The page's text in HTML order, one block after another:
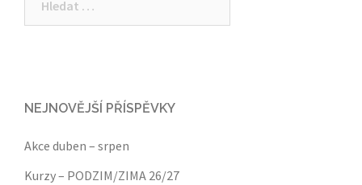
NEJNOVĚJŠÍ PŘÍSPĚVKY
Akce duben – srpen
Kurzy – PODZIM/ZIMA 26/27